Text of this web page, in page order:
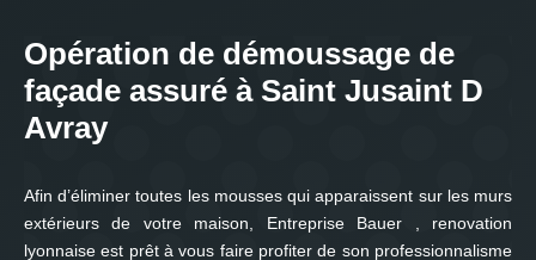
Opération de démoussage de
façade assuré à Saint Jusaint D
Avray
Afin d’éliminer toutes les mousses qui apparaissent sur les murs
extérieurs de votre maison, Entreprise Bauer , renovation
lyonnaise est prêt à vous faire profiter de son professionnalisme